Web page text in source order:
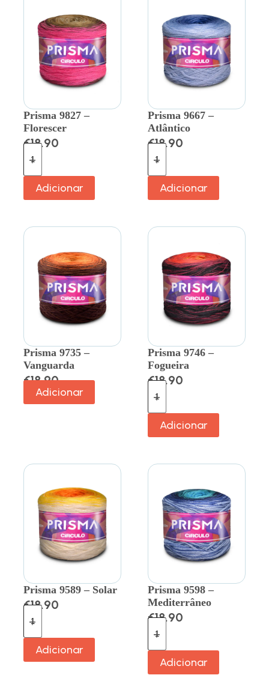
Prisma 9827 –
Florescer
€18.90
Adicionar
Prisma 9667 –
Atlântico
€18.90
Adicionar
Prisma 9735 –
Vanguarda
€18.90
Adicionar
Prisma 9746 –
Fogueira
€18.90
Adicionar
Prisma 9589 – Solar
€18.90
Adicionar
Prisma 9598 –
Mediterrâneo
€18.90
Adicionar